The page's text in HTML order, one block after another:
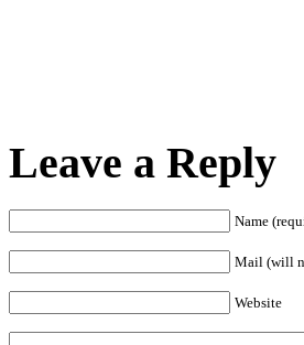
Leave a Reply
Name
Mail (will
Website